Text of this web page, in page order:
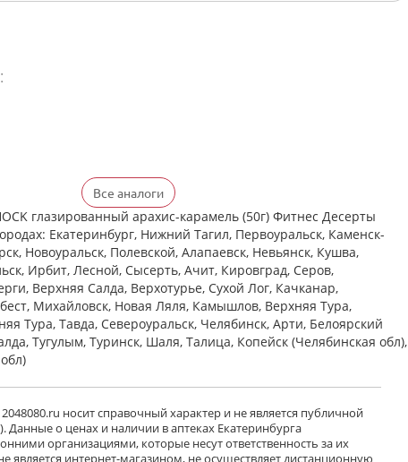
Все аналоги
глазированный арахис-карамель (50г) Фитнес Десерты
Екатеринбург, Нижний Тагил, Первоуральск, Каменск-
Новоуральск, Полевской, Алапаевск, Невьянск, Кушва,
Ирбит, Лесной, Сысерть, Ачит, Кировград, Серов,
Верхняя Салда, Верхотурье, Сухой Лог, Качканар,
Михайловск, Новая Ляля, Камышлов, Верхняя Тура,
Тура, Тавда, Североуральск, Челябинск, Арти, Белоярский
Тугулым, Туринск, Шаля, Талица, Копейск (Челябинская обл),
носит справочный характер и не является публичной
Данные о ценах и наличии в аптеках Екатеринбурга
организациями, которые несут ответственность за их
является интернет-магазином, не осуществляет дистанционную